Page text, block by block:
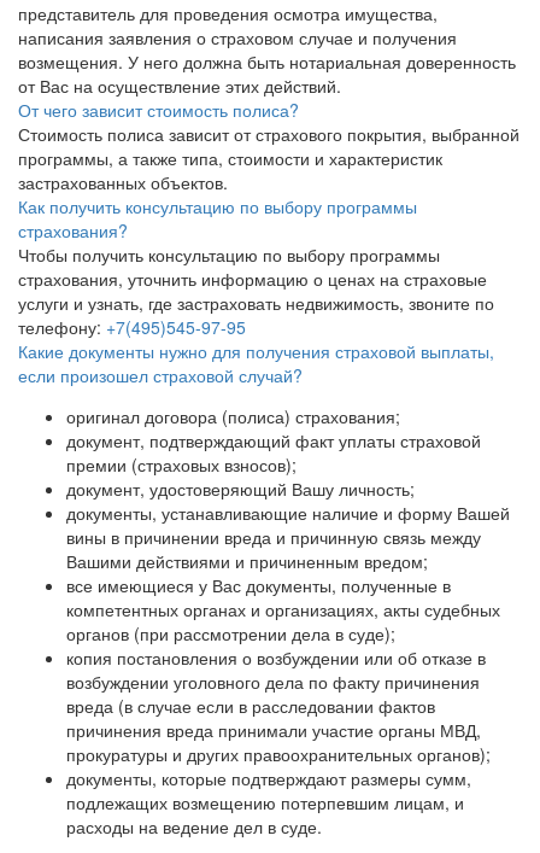
представитель для проведения осмотра имущества,
написания заявления о страховом случае и получения
возмещения. У него должна быть нотариальная доверенность
от Вас на осуществление этих действий.
От чего зависит стоимость полиса?
Стоимость полиса зависит от страхового покрытия, выбранной
программы, а также типа, стоимости и характеристик
застрахованных объектов.
Как получить консультацию по выбору программы
страхования?
Чтобы получить консультацию по выбору программы
страхования, уточнить информацию о ценах на страховые
услуги и узнать, где застраховать недвижимость, звоните по
телефону: +7(495)545-97-95
Какие документы нужно для получения страховой выплаты,
если произошел страховой случай?
оригинал договора (полиса) страхования;
документ, подтверждающий факт уплаты страховой
премии (страховых взносов);
документ, удостоверяющий Вашу личность;
документы, устанавливающие наличие и форму Вашей
вины в причинении вреда и причинную связь между
Вашими действиями и причиненным вредом;
все имеющиеся у Вас документы, полученные в
компетентных органах и организациях, акты судебных
органов (при рассмотрении дела в суде);
копия постановления о возбуждении или об отказе в
возбуждении уголовного дела по факту причинения
вреда (в случае если в расследовании фактов
причинения вреда принимали участие органы МВД,
прокуратуры и других правоохранительных органов);
документы, которые подтверждают размеры сумм,
подлежащих возмещению потерпевшим лицам, и
расходы на ведение дел в суде.